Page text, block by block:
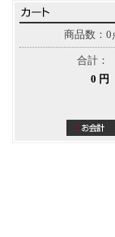
商品数：0
合計：
0 円